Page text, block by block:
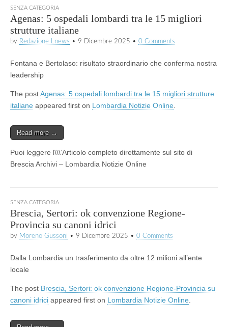
SENZA CATEGORIA
Agenas: 5 ospedali lombardi tra le 15 migliori
strutture italiane
by Redazione Lnews • 9 Dicembre 2025 • 0 Comments
Fontana e Bertolaso: risultato straordinario che conferma nostra
leadership
The postAgenas: 5 ospedali lombardi tra le 15 migliori strutture
italiane appeared first on Lombardia Notizie Online
Read more →
Puoi leggere l\\\’Articolo completo direttamente sul sito di
Brescia Archivi – Lombardia Notizie Online
SENZA CATEGORIA
Brescia, Sertori: ok convenzione Regione-
Provincia su canoni idrici
by Moreno Gussoni • 9 Dicembre 2025 • 0 Comments
Dalla Lombardia un trasferimento da oltre 12 milioni all’ente
locale
The post Brescia, Sertori: ok convenzione Regione-Provincia su
canoni idrici appeared first on Lombardia Notizie Online